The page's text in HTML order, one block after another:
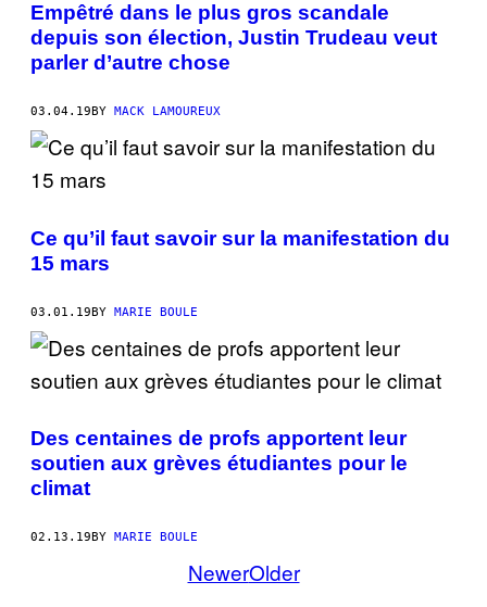
Empêtré dans le plus gros scandale
depuis son élection, Justin Trudeau veut
parler d’autre chose
03.04.19 BY MACK LAMOUREUX
Ce qu’il faut savoir sur la manifestation du
15 mars
03.01.19BY MARIE BOULE
Des centaines de profs apportent leur
soutien aux grèves étudiantes pour le
climat
02.13.19 BY MARIE BOULE
NewerOlder